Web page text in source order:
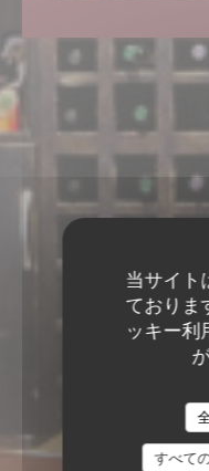
当サイト
ておりま
ッキー利
すべて